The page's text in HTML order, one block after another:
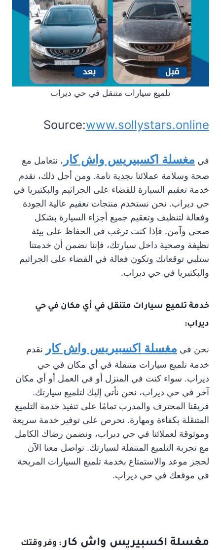
تلميع سيارات متنقل في حي ديراب
Source:www.sollystars.online
في مغسلة اكسبيريس واش كار ، نتعامل مع
صحة وسلامة عملائنا بجدية تامة. ومن أجل ذلك، نقدم
خدمة تعقيم السيارة للقضاء على الجراثيم والبكتيريا في
حي ديراب. نحن نستخدم منتجات تعقيم عالية الجودة
وفعالة لتنظيف وتعقيم جميع أجزاء السيارة بشكل
صحي وآمن. فإذا كنت ترغب في الحفاظ على بيئة
نظيفة وصحية داخل سيارتك، فإننا نضمن أن خدمتنا
ستلبي توقعاتك وتكون فعالة في القضاء على الجراثيم
والبكتيريا في حي ديراب.
خدمة تلميع سيارات متنقل في أي مكان في حي
ديراب:
نحن في مغسلة اكسبيريس واش كار
نقدم
خدمة تلميع سيارات متنقلة في أي مكان في حي
ديراب. سواء كنت في المنزل أو في العمل أو أي مكان
آخر في حي ديراب، نحن نأتي إليك لتلميع سيارتك.
فريقنا المحترف والمدرب تمامًا على تنفيذ خدمة التلميع
المتنقلة بكفاءة ومهارة. نحرص على توفير خدمة سريعة
وموثوقة لعملائنا في حي ديراب، ونضمن رضاك الكامل
مع تجربة التلميع المتنقلة لسيارتك. تواصل معنا الآن
لحجز موعد والاستمتاع بخدمة تلميع السيارات المريحة
في موقعك في حي ديراب.
مغسلة اكسبيريس واش كار: وفر وقتك